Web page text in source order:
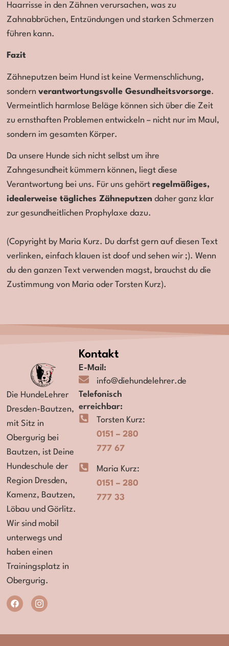
Haarrisse in den Zähnen verursachen, was zu
Zahnabbrüchen, Entzündungen und starken Schmerzen
führen kann.
Fazit
Zähneputzen beim Hund ist keine Vermenschlichung,
sondernverantwortungsvolle Gesundheitsvorsorge.
Vermeintlich harmlose Beläge können sich über die Zeit
zu ernsthaften Problemen entwickeln – nicht nur im Maul,
sondern im gesamten Körper.
Da unsere Hunde sich nicht selbst um ihre
Zahngesundheit kümmern können, liegt diese
Verantwortung bei uns. Für uns gehörtregelmäßiges,
idealerweise tägliches Zähneputzen daher ganz klar
zur gesundheitlichen Prophylaxe dazu.
(Copyright by Maria Kurz. Du darfst gern auf diesen Text
verlinken, einfach klauen ist doof und sehen wir ;). Wenn
du den ganzen Text verwenden magst, brauchst du die
Zustimmung von Maria oder Torsten Kurz).
Die HundeLehrer
Dresden-Bautzen,
mit Sitz in
Obergurig bei
Bautzen, ist Deine
Hundeschule der
Region Dresden,
Kamenz, Bautzen,
Löbau und Görlitz.
Wir sind mobil
unterwegs und
haben einen
Trainingsplatz in
Obergurig.
Kontakt
E-Mail:
info@diehundelehrer.de
Telefonisch
erreichbar:
Torsten Kurz:
0151 – 280
777 67
Maria Kurz:
0151 – 280
777 33